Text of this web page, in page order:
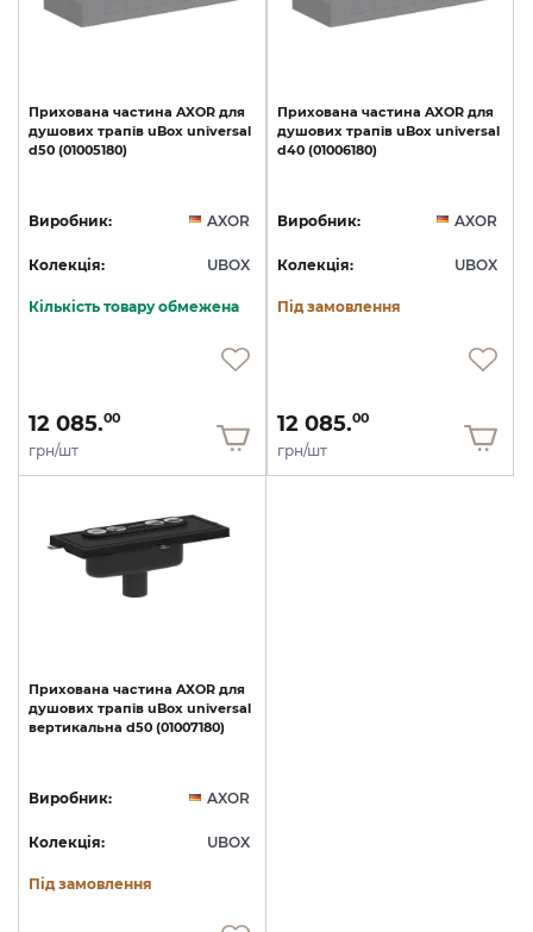
Прихована частина AXOR для
душових трапів uBox universal
d50 (01005180)
Виробник: AXOR
Колекція: UBOX
Кількість товару обмежена
12 085.00
грн/шт
Прихована частина AXOR для
душових трапів uBox universal
d40 (01006180)
Виробник: AXOR
Колекція: UBOX
Під замовлення
12 085.00
грн/шт
Прихована частина AXOR для
душових трапів uBox universal
вертикальна d50 (01007180)
Виробник: AXOR
Колекція: UBOX
Під замовлення